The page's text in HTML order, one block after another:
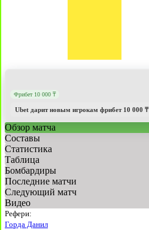
Фрибет 10 000 ₸
Ubet дарит новым игрокам фрибет 10 000 ₸
Обзор матча
Составы
Статистика
Таблица
Бомбардиры
Последние матчи
Следующий матч
Видео
Рефери:
Горда Данил